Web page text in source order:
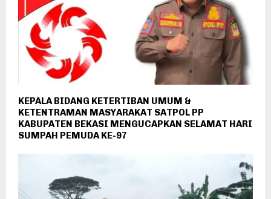
KEPALA BIDANG KETERTIBAN UMUM &
KETENTRAMAN MASYARAKAT SATPOL PP
KABUPATEN BEKASI MENGUCAPKAN SELAMAT HARI
SUMPAH PEMUDA KE-97